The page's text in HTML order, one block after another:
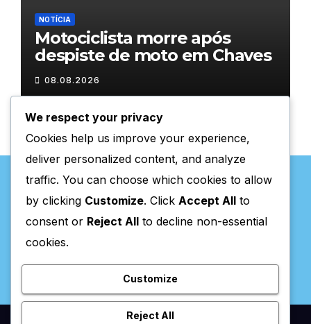
NOTÍCIA
Motociclista morre após
despiste de moto em Chaves
08.08.2026
Valpaços Online
We respect your privacy
Cookies help us improve your experience,
deliver personalized content, and analyze
traffic. You can choose which cookies to allow
by clicking Customize. Click Accept All to
consent or Reject All to decline non-essential
cookies.
Customize
Reject All